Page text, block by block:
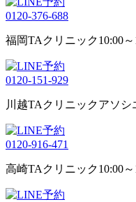
0120-376-688
福岡TAクリニック10:00
0120-151-929
川越TAクリニックアソシ
0120-916-471
高崎TAクリニック10:00